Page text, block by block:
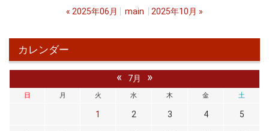
« 2025年06月 main 2025年10月 »
カレンダー
« 7月 »
日 月 火 水 木 金 土
1 2 3 4 5